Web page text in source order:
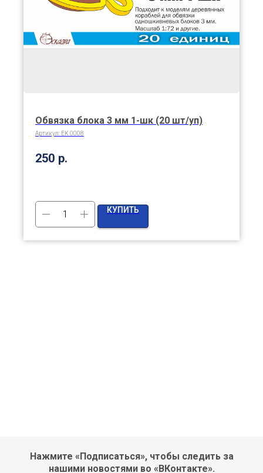
Обвязка блока 3 мм 1-шк (20 шт/уп)
Артикул: EK 0008
250 р.
КУПИТЬ
Нажмите «Подписаться», чтобы следить за
нашими новостями во «ВКонтакте».